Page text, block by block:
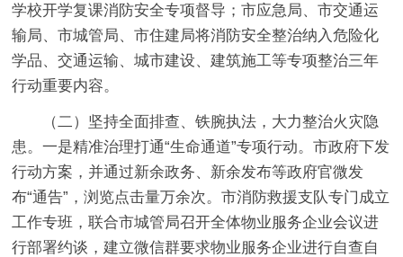
学校开学复课消防安全专项督导；市应急局、市交通运
输局、市城管局、市住建局将消防安全整治纳入危险化
学品、交通运输、城市建设、建筑施工等专项整治三年
行动重要内容。
（二）坚持全面排查、铁腕执法，大力整治火灾隐
患。一是精准治理打通“生命通道”专项行动。市政府下发
行动方案，并通过新余政务、新余发布等政府官微发
布“通告”，浏览点击量万余次。市消防救援支队专门成立
工作专班，联合市城管局召开全体物业服务企业会议进
行部署约谈，建立微信群要求物业服务企业进行自查自